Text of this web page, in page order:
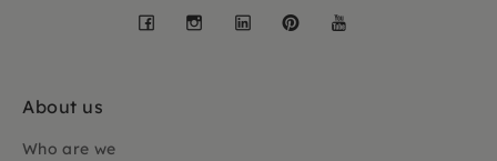
Facebook
Instagram
LinkedInPinterest
About us
Who are we